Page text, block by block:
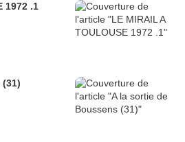
1972 .1